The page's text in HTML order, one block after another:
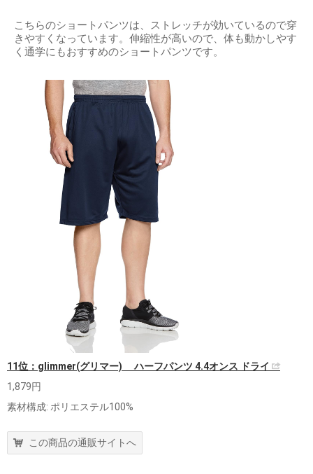
こちらのショートパンツは、ストレッチが効いているので穿
きやすくなっています。伸縮性が高いので、体も動かしやす
く通学にもおすすめのショートパンツです。
11位：glimmer(グリマー) ハーフパンツ 4.4オンス ドライ
1,879円
素材構成: ポリエステル100%
この商品の通販サイトへ